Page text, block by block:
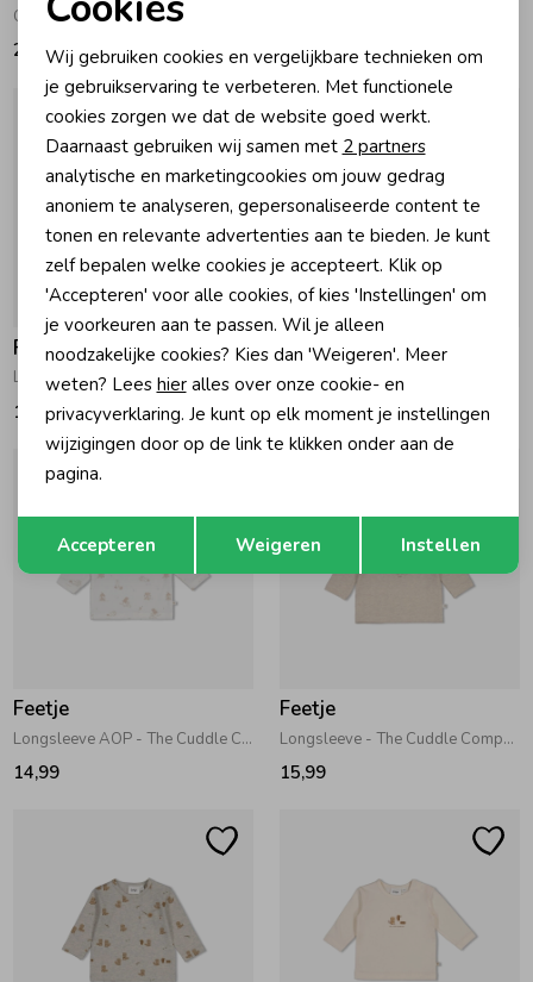
22,99 15,99
Feetje
Longsleeve - The Cuddle Company Offwhite
14,99
Feetje
16,99
Feetje
Longsleeve AOP - The Cuddle Company Offwhite
14,99
Feetje
Longsleeve - The Cuddle Company Taupe melange
15,99
Noodzakelijke cookies
Personalisatie cookies
Analytische cookies
Marketing cookies
Terug Opslaan
Wij gebruiken cookies en vergelijkbare technieken om
je gebruikservaring te verbeteren. Met functionele
cookies zorgen we dat de website goed werkt.
Daarnaast gebruiken wij samen met 2 partners
analytische en marketingcookies om jouw gedrag
anoniem te analyseren, gepersonaliseerde content te
tonen en relevante advertenties aan te bieden. Je kunt
zelf bepalen welke cookies je accepteert. Klik op
'Accepteren' voor alle cookies, of kies 'Instellingen' om
je voorkeuren aan te passen. Wil je alleen
noodzakelijke cookies? Kies dan 'Weigeren'. Meer
weten? Lees hieralles over onze cookie- en
privacyverklaring. Je kunt op elk moment je instellingen
wijzigingen door op de link te klikken onder aan de
pagina.
Accepteren Weigeren Instellen